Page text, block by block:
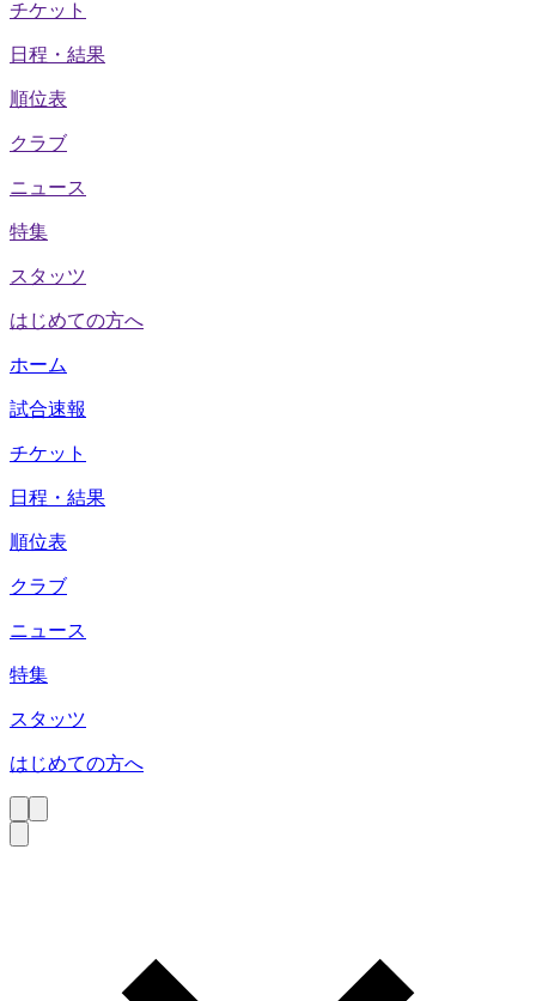
チケット
日程・結果
順位表
クラブ
ニュース
特集
スタッツ
はじめての方へ
ホーム
試合速報
チケット
日程・結果
順位表
クラブ
ニュース
特集
スタッツ
はじめての方へ